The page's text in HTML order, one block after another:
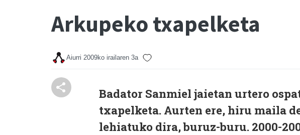
Arkupeko txapelketa
Aiurri 2009ko irailaren 3a
Badator Sanmiel jaietan urtero
txapelketa. Aurten ere, hiru maila
lehiatuko dira, buruz-buru. 2000-